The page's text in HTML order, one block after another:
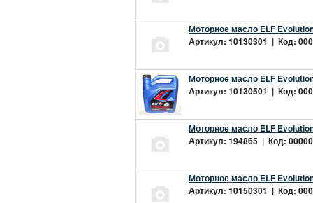
Моторное масло ELF
Артикул: 10130301 | Код:
Моторное масло ELF
Артикул: 10130501 | Код:
Моторное масло ELF
Артикул: 194865 | Код:
Моторное масло ELF
Артикул: 10150301 | Код: